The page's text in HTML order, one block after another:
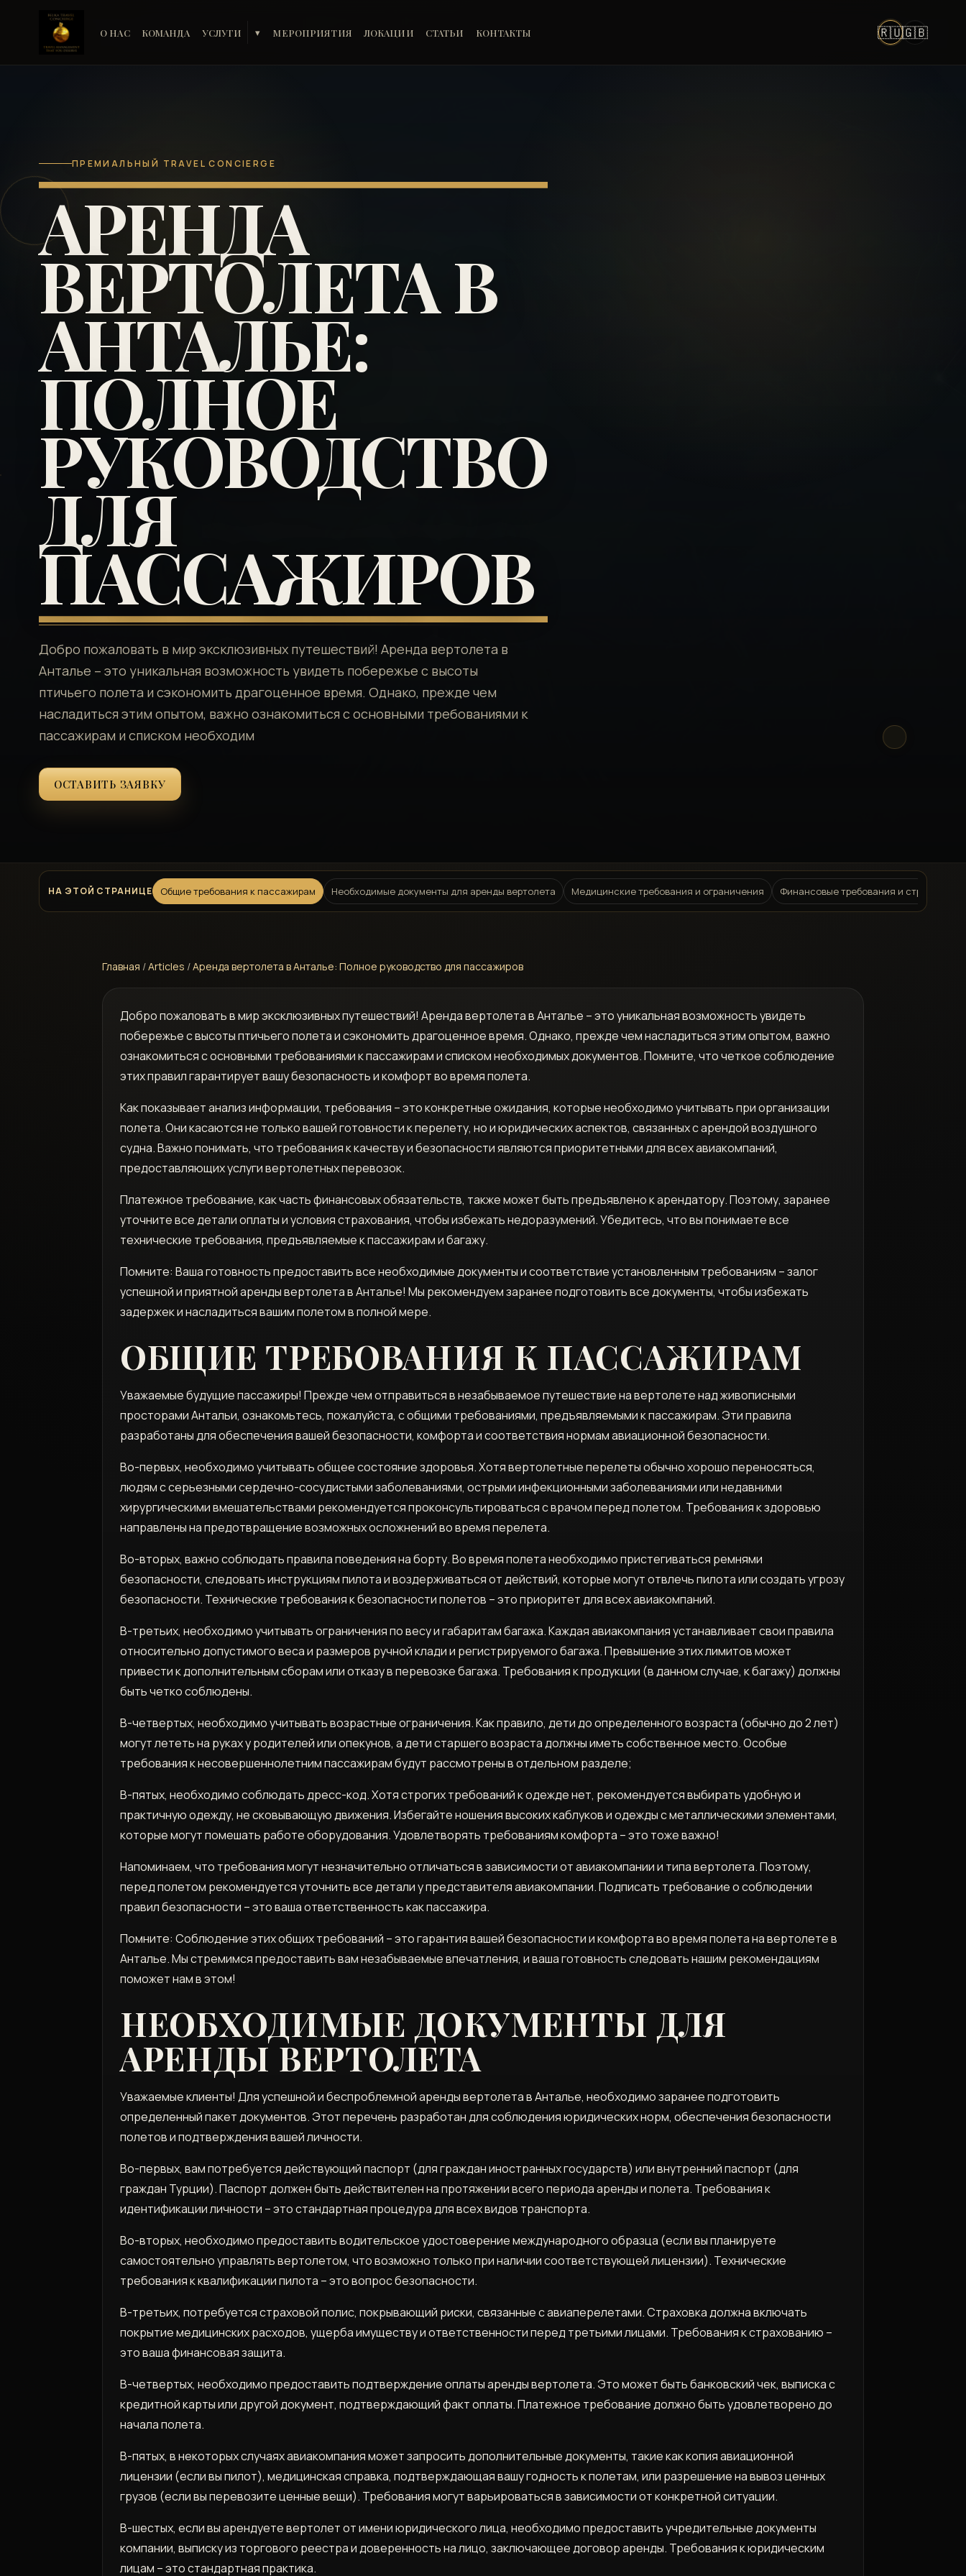
О НАС КОМАНДА УСЛУГИ ▾ МЕРОПРИЯТИЯ ЛОКАЦИИ СТАТЬИ КОНТАКТЫ 🇷🇺🇬🇧
ПРЕМИАЛЬНЫЙ TRAVEL CONCIERGE
АРЕНДА
ВЕРТОЛЕТА В
АНТАЛЬЕ:
ПОЛНОЕ
РУКОВОДСТВО
ДЛЯ
ПАССАЖИРОВ
Добро пожаловать в мир эксклюзивных путешествий! Аренда вертолета в
Анталье – это уникальная возможность увидеть побережье с высоты
птичьего полета и сэкономить драгоценное время. Однако, прежде чем
насладиться этим опытом, важно ознакомиться с основными требованиями к
пассажирам и списком необходим
ОСТАВИТЬ ЗАЯВКУ
НА ЭТОЙ СТРАНИЦЕ Общие требования к пассажирам Необходимые документы для аренды вертолета Медицинские требования и ограничения Финансовые требования и страхование
Главная /Articles /Аренда вертолета в Анталье: Полное руководство для пассажиров
Добро пожаловать в мир эксклюзивных путешествий! Аренда вертолета в Анталье – это уникальная возможность увидеть
побережье с высоты птичьего полета и сэкономить драгоценное время. Однако, прежде чем насладиться этим опытом, важно
ознакомиться с основными требованиями к пассажирам и списком необходимых документов. Помните, что четкое соблюдение
этих правил гарантирует вашу безопасность и комфорт во время полета.
Как показывает анализ информации, требования – это конкретные ожидания, которые необходимо учитывать при организации
полета. Они касаются не только вашей готовности к перелету, но и юридических аспектов, связанных с арендой воздушного
судна. Важно понимать, что требования к качеству и безопасности являются приоритетными для всех авиакомпаний,
предоставляющих услуги вертолетных перевозок.
Платежное требование, как часть финансовых обязательств, также может быть предъявлено к арендатору. Поэтому, заранее
уточните все детали оплаты и условия страхования, чтобы избежать недоразумений. Убедитесь, что вы понимаете все
технические требования, предъявляемые к пассажирам и багажу.
Помните: Ваша готовность предоставить все необходимые документы и соответствие установленным требованиям – залог
успешной и приятной аренды вертолета в Анталье! Мы рекомендуем заранее подготовить все документы, чтобы избежать
задержек и насладиться вашим полетом в полной мере.
ОБЩИЕ ТРЕБОВАНИЯ К ПАССАЖИРАМ
Уважаемые будущие пассажиры! Прежде чем отправиться в незабываемое путешествие на вертолете над живописными
просторами Антальи, ознакомьтесь, пожалуйста, с общими требованиями, предъявляемыми к пассажирам. Эти правила
разработаны для обеспечения вашей безопасности, комфорта и соответствия нормам авиационной безопасности.
Во-первых, необходимо учитывать общее состояние здоровья. Хотя вертолетные перелеты обычно хорошо переносяться,
людям с серьезными сердечно-сосудистыми заболеваниями, острыми инфекционными заболеваниями или недавними
хирургическими вмешательствами рекомендуется проконсультироваться с врачом перед полетом. Требования к здоровью
направлены на предотвращение возможных осложнений во время перелета.
Во-вторых, важно соблюдать правила поведения на борту. Во время полета необходимо пристегиваться ремнями
безопасности, следовать инструкциям пилота и воздерживаться от действий, которые могут отвлечь пилота или создать угрозу
безопасности. Технические требования к безопасности полетов – это приоритет для всех авиакомпаний.
В-третьих, необходимо учитывать ограничения по весу и габаритам багажа. Каждая авиакомпания устанавливает свои правила
относительно допустимого веса и размеров ручной клади и регистрируемого багажа. Превышение этих лимитов может
привести к дополнительным сборам или отказу в перевозке багажа. Требования к продукции (в данном случае, к багажу) должны
быть четко соблюдены.
В-четвертых, необходимо учитывать возрастные ограничения. Как правило, дети до определенного возраста (обычно до 2 лет)
могут лететь на руках у родителей или опекунов, а дети старшего возраста должны иметь собственное место. Особые
требования к несовершеннолетним пассажирам будут рассмотрены в отдельном разделе;
В-пятых, необходимо соблюдать дресс-код. Хотя строгих требований к одежде нет, рекомендуется выбирать удобную и
практичную одежду, не сковывающую движения. Избегайте ношения высоких каблуков и одежды с металлическими элементами,
которые могут помешать работе оборудования. Удовлетворять требованиям комфорта – это тоже важно!
Напоминаем, что требования могут незначительно отличаться в зависимости от авиакомпании и типа вертолета. Поэтому,
перед полетом рекомендуется уточнить все детали у представителя авиакомпании. Подписать требование о соблюдении
правил безопасности – это ваша ответственность как пассажира.
Помните: Соблюдение этих общих требований – это гарантия вашей безопасности и комфорта во время полета на вертолете в
Анталье. Мы стремимся предоставить вам незабываемые впечатления, и ваша готовность следовать нашим рекомендациям
поможет нам в этом!
НЕОБХОДИМЫЕ ДОКУМЕНТЫ ДЛЯ
АРЕНДЫ ВЕРТОЛЕТА
Уважаемые клиенты! Для успешной и беспроблемной аренды вертолета в Анталье, необходимо заранее подготовить
определенный пакет документов. Этот перечень разработан для соблюдения юридических норм, обеспечения безопасности
полетов и подтверждения вашей личности.
Во-первых, вам потребуется действующий паспорт (для граждан иностранных государств) или внутренний паспорт (для
граждан Турции). Паспорт должен быть действителен на протяжении всего периода аренды и полета. Требования к
идентификации личности – это стандартная процедура для всех видов транспорта.
Во-вторых, необходимо предоставить водительское удостоверение международного образца (если вы планируете
самостоятельно управлять вертолетом, что возможно только при наличии соответствующей лицензии). Технические
требования к квалификации пилота – это вопрос безопасности.
В-третьих, потребуется страховой полис, покрывающий риски, связанные с авиаперелетами. Страховка должна включать
покрытие медицинских расходов, ущерба имуществу и ответственности перед третьими лицами. Требования к страхованию –
это ваша финансовая защита.
В-четвертых, необходимо предоставить подтверждение оплаты аренды вертолета. Это может быть банковский чек, выписка с
кредитной карты или другой документ, подтверждающий факт оплаты. Платежное требование должно быть удовлетворено до
начала полета.
В-пятых, в некоторых случаях авиакомпания может запросить дополнительные документы, такие как копия авиационной
лицензии (если вы пилот), медицинская справка, подтверждающая вашу годность к полетам, или разрешение на вывоз ценных
грузов (если вы перевозите ценные вещи). Требования могут варьироваться в зависимости от конкретной ситуации.
В-шестых, если вы арендуете вертолет от имени юридического лица, необходимо предоставить учредительные документы
компании, выписку из торгового реестра и доверенность на лицо, заключающее договор аренды. Требования к юридическим
лицам – это стандартная практика.